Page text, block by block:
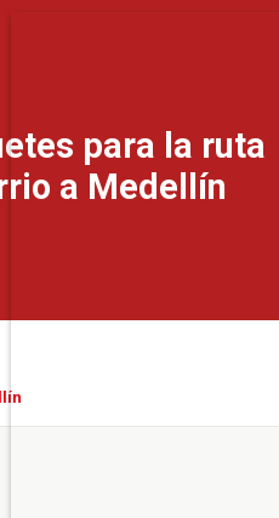
para la ruta
a Medellín